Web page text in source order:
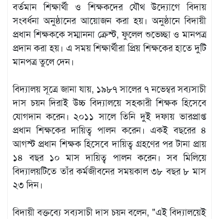
বর্তমান শিক্ষার্থী ও শিক্ষকদের যৌথ উদ্যোগে বিদায়
সংবর্ধনা অনুষ্ঠানের আয়োজন করা হয়। অনুষ্ঠানে বিদায়ী
প্রধান শিক্ষককে সম্মাননা ক্রেস্ট, ফুলেল শুভেচ্ছা ও মানপত্র
প্রদান করা হয়। এ সময় শিক্ষার্থীরা প্রিয় শিক্ষকের হাতে দুটি
মানপত্র তুলে দেন।
বিদ্যালয় সূত্রে জানা যায়, ১৯৮৭ সালের ৭ নভেম্বর সব্যসাচী
দাস চয়ন দিরাই উচ্চ বিদ্যালয়ে সহকারী শিক্ষক হিসেবে
যোগদান করেন। ২০১১ সালে তিনি দুই দফায় ভারপ্রাপ্ত
প্রধান শিক্ষকের দায়িত্ব পালন করেন। একই বছরের ৪
আগস্ট প্রধান শিক্ষক হিসেবে দায়িত্ব গ্রহণের পর টানা প্রায়
১৪ বছর ১০ মাস দায়িত্ব পালন করেন। সব মিলিয়ে
বিদ্যালয়টিতে তাঁর কর্মজীবনের সময়কাল ৩৮ বছর ৮ মাস
২৩ দিন।
বিদায়ী বক্তব্যে সব্যসাচী দাস চয়ন বলেন, "এই বিদ্যালয়েই